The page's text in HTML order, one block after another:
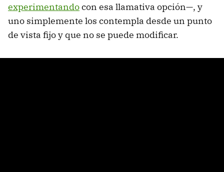
experimentandocon esa llamativa opción—, y
uno simplemente los contempla desde un punto
de vista fijo y que no se puede modificar.